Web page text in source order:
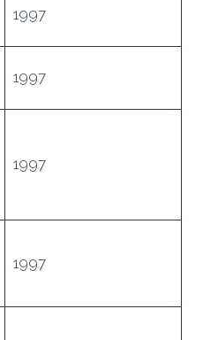
1997
1997
1997
1997